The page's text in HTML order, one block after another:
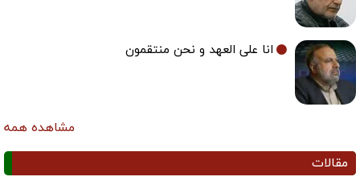
انا علی العهد و نحن منتقمون
مشاهده همه
مقالات